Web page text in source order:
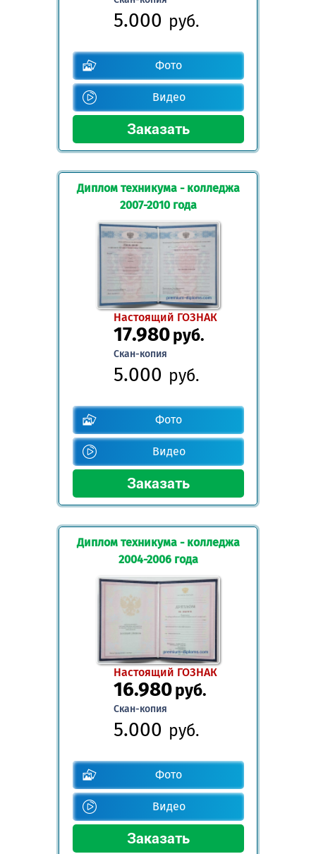
5.000 руб.
Фото
Видео
Диплом техникума - колледжа
2007-2010 года
Настоящий ГОЗНАК
17.980руб.
Скан-копия
5.000 руб.
Фото
Видео
Диплом техникума - колледжа
2004-2006 года
Настоящий ГОЗНАК
16.980руб.
Скан-копия
5.000 руб.
Фото
Видео